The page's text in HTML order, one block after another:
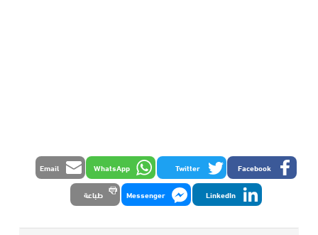
Facebook
Twitter
WhatsApp
Email
LinkedIn
Messenger طباعة